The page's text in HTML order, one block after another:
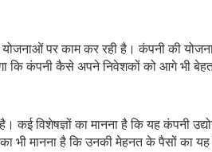
पर काम कर रही है। कंपनी की योजना
कि कंपनी कैसे अपने निवेशकों को आगे भी
कई विशेषज्ञों का मानना है कि यह कंपनी
भी मानना है कि उनकी मेहनत के पैसों का यह